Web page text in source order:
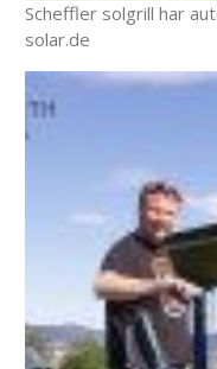
Scheffler solgrill har
solar.de